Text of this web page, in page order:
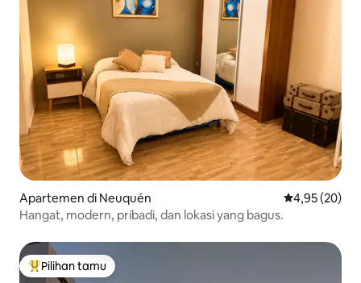
Apartemen di Neuquén Nilai rata-rata
4,95 (20)
Hangat, modern, pribadi, dan lokasi yang bagus.
Pilihan tamu terpopuler
Pilihan tamu